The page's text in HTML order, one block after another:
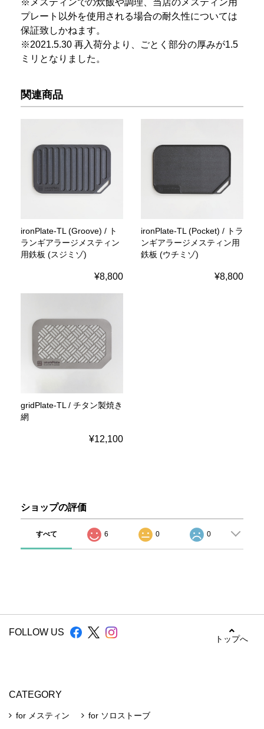
プレート以外を使用される場合の耐久性については
保証致しかねます。
※2021.5.30 再入荷分より、ごとく部分の厚みが1.5
ミリとなりました。
関連商品
ironPlate-TL (Groove) / ト
ランギアラージメスティン
用鉄板 (スジミゾ)
¥8,800
ironPlate-TL (Pocket) / トラ
ンギアラージメスティン用
鉄板 (ウチミゾ)
¥8,800
gridPlate-TL / チタン製焼き
網
¥12,100
ショップの評価
すべて 6 0 0
FOLLOW US
トップへ
CATEGORY
for メスティン for ソロストーブ